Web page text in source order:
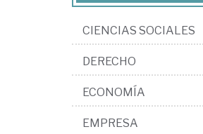
CIENCIAS SOCIALES
DERECHO
ECONOMÍA
EMPRESA